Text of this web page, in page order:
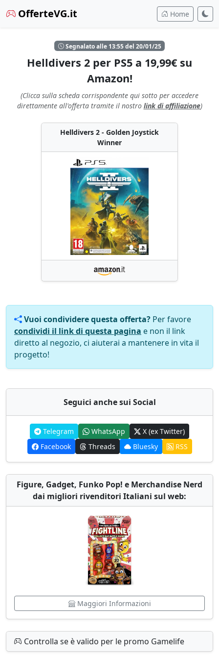
OfferteVG.it Home
Segnalato alle 13:55 del 20/01/25
Helldivers 2 per PS5 a 19,99€ su
Amazon!
(Clicca sulla scheda corrispondente qui sotto per accedere
direttamente all'offerta tramite il nostro link di affiliazione)
Helldivers 2 - Golden Joystick
Winner
Vuoi condividere questa offerta? Per favore
condividi il link di questa pagina e non il link
diretto al negozio, ci aiuterai a mantenere in vita il
progetto!
Seguici anche sui Social
Telegram WhatsApp
X (ex Twitter)
Facebook
Threads Bluesky RSS
Figure, Gadget, Funko Pop! e Merchandise Nerd
dai migliori rivenditori Italiani sul web:
Maggiori Informazioni
Controlla se è valido per le promo Gamelife